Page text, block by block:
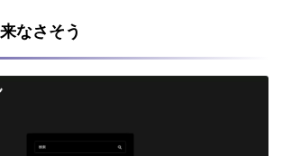
なさそう